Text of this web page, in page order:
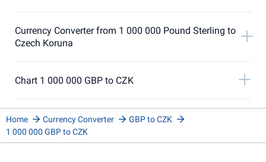
Currency Converter from 1 000 000 Pound Sterling to
Czech Koruna
Chart 1 000 000 GBP to CZK
Home Currency Converter
GBP to CZK
1 000 000 GBP to CZK